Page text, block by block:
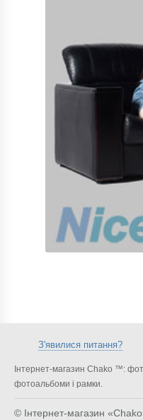
З'явилися питання?
Інтернет-магазин Chako ™:
фотоальбоми і рамки.
© Інтернет-магазин